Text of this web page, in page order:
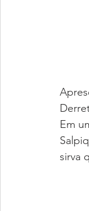
Em
sirva